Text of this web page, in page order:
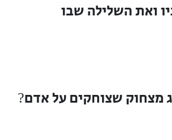
ואת השלילה שבו
מצחוק שצוחקים על אדם?